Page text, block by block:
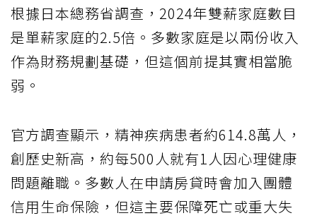
根據日本總務省調查，2024年雙薪家庭數目
是單薪家庭的2.5倍。多數家庭是以兩份收入
作為財務規劃基礎，但這個前提其實相當脆
弱。
官方調查顯示，精神疾病患者約614.8萬人，
創歷史新高，約每500人就有1人因心理健康
問題離職。多數人在申請房貸時會加入團體
信用生命保險，但這主要保障死亡或重大失